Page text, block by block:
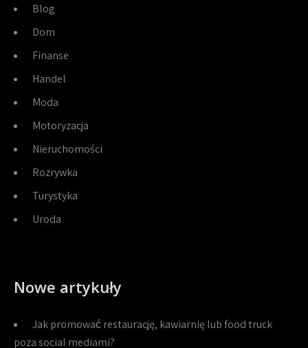
Blog
Dom
Finanse
Handel
Moda
Motoryzacja
Nieruchomości
Rozrywka
Turystyka
Uroda
Nowe artykuły
Jak promować restaurację, kawiarnię lub food truck
poza social mediami?